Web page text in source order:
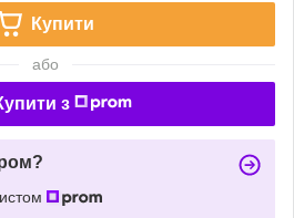
Купити
або
з